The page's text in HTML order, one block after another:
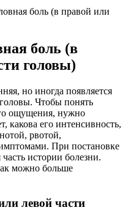
боль (в правой или
боль (в
головы)
но иногда появляется
Чтобы понять
ощущения, нужно
какова его интенсивность,
рвотой,
При постановке
истории болезни.
можно больше
левой части